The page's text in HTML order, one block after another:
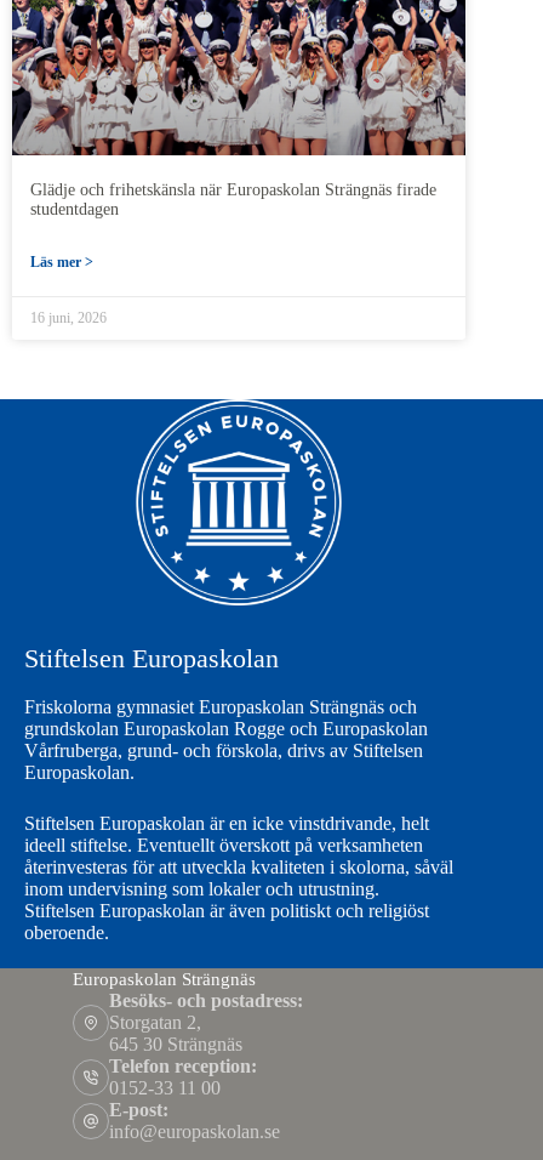
Glädje och frihetskänsla när Europaskolan Strängnäs firade
studentdagen
Läs mer >
16 juni, 2026
Stiftelsen Europaskolan
Friskolorna gymnasiet Europaskolan Strängnäs och
grundskolan Europaskolan Rogge och Europaskolan
Vårfruberga, grund- och förskola, drivs av Stiftelsen
Europaskolan.
Stiftelsen Europaskolan är en icke vinstdrivande, helt
ideell stiftelse. Eventuellt överskott på verksamheten
återinvesteras för att utveckla kvaliteten i skolorna, såväl
inom undervisning som lokaler och utrustning.
Stiftelsen Europaskolan är även politiskt och religiöst
oberoende.
Europaskolan Strängnäs
Besöks- och postadress:
Storgatan 2,
645 30 Strängnäs
Telefon reception:
0152-33 11 00
E-post:
info@europaskolan.se